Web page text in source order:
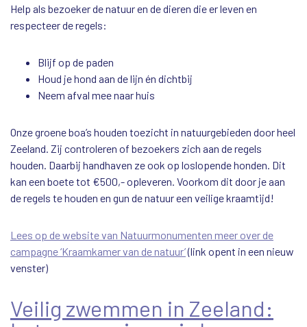
Help als bezoeker de natuur en de dieren die er leven en
respecteer de regels:
Blijf op de paden
Houd je hond aan de lijn én dichtbij
Neem afval mee naar huis
Onze groene boa’s houden toezicht in natuurgebieden door heel
Zeeland. Zij controleren of bezoekers zich aan de regels
houden. Daarbij handhaven ze ook op loslopende honden. Dit
kan een boete tot €500,- opleveren. Voorkom dit door je aan
de regels te houden en gun de natuur een veilige kraamtijd!
Lees op de website van Natuurmonumenten meer over de
campagne ‘Kraamkamer van de natuur’(link opent in een nieuw
venster)
Veilig zwemmen in Zeeland: